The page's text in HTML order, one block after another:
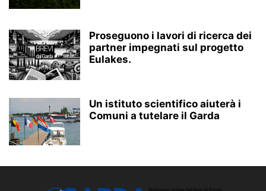
Proseguono i lavori di ricerca dei
partner impegnati sul progetto
Eulakes.
Un istituto scientifico aiuterà i
Comuni a tutelare il Garda